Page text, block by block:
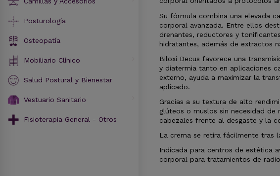
Posturología
Osteopatía
Mobiliario Clínico
Salud Postural y Bienestar
Vestuario Sanitario
Fisioterapia General - Otros
Su fórmula combina una elevada
corporal avanzada. Entre ellos
drenantes, reductores y
hidratantes, además de extractos
Biloxi Decus favorece una
y diatermia tanto en aplicaciones
externo, ayuda a maximizar la
aplicado.
Gracias a su textura de alto
glúteos o muslos sin necesidad
cabezales frente al desgaste y la
La crema se retira fácilmente tras
Indicada para centros de estética
corporal para tratamientos de